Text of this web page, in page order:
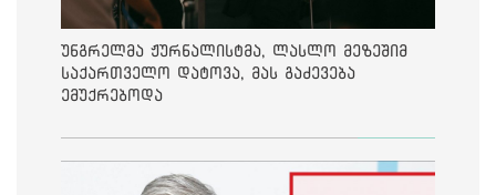
უნგრელმა ჟურნალისტმა, ლასლო მეზეშიმ
საქართველო დატოვა, მას გაძევება
ემუქრებოდა